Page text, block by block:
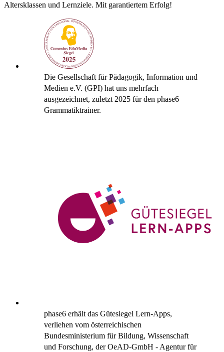
Altersklassen und Lernziele. Mit garantiertem Erfolg!
Die Gesellschaft für Pädagogik, Information und
Medien e.V. (GPI) hat uns mehrfach
ausgezeichnet, zuletzt 2025 für den phase6
Grammatiktrainer.
phase6 erhält das Gütesiegel Lern-Apps,
verliehen vom österreichischen
Bundesministerium für Bildung, Wissenschaft
und Forschung, der OeAD-GmbH - Agentur für